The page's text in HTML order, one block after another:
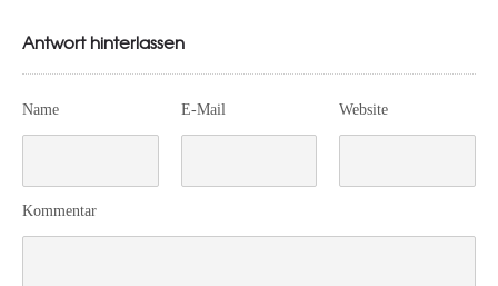
Antwort hinterlassen
Name E-Mail Website
Kommentar